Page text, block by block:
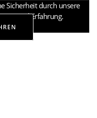
Sicherheit durch unsere
und Erfahrung.